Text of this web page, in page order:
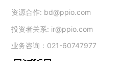
资源合作: bd@ppio.com
投资者关系: ir@ppio.com
业务咨询：021-60747977